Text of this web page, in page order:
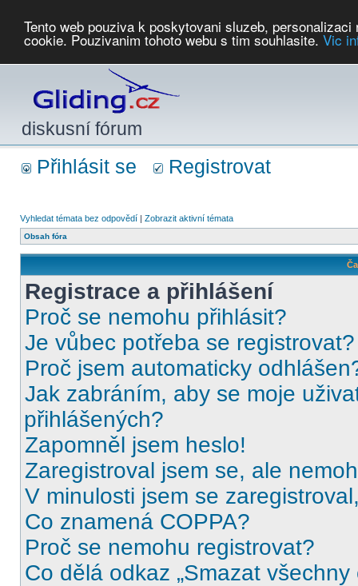
Tento web pouziva k poskytovani sluzeb,
cookie. Pouzivanim tohoto webu s tim souhlasite. Vic
diskusní fórum
Přihlásit se Registrovat
Vyhledat témata bez odpovědí | Zobrazit aktivní témata
Obsah fóra
Registrace a přihlášení
Proč se nemohu přihlásit?
Je vůbec potřeba se registrovat?
Proč jsem automaticky
Jak zabráním, aby se moje
přihlášených?
Zapomněl jsem heslo!
Zaregistroval jsem se, ale
V minulosti jsem se
Co znamená COPPA?
Proč se nemohu registrovat?
Co dělá odkaz „Smazat všechny